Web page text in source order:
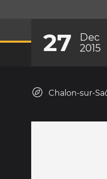
27
Dec
2015
Chalon-sur-